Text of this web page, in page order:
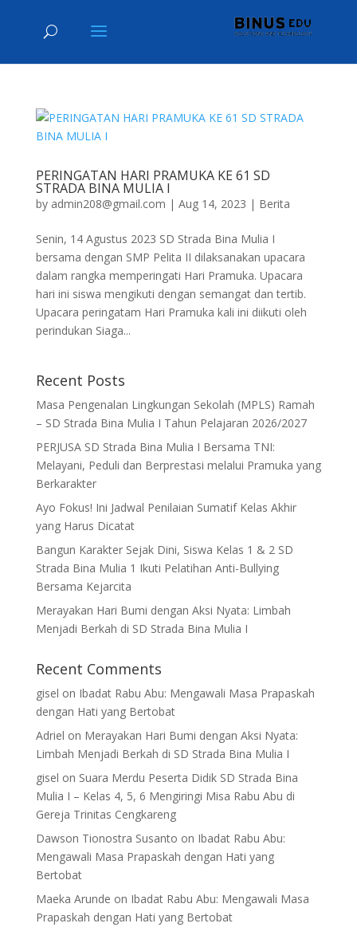
PERINGATAN HARI PRAMUKA KE 61 SD
STRADA BINA MULIA I
by admin208@gmail.com | Aug 14, 2023 | Berita
Senin, 14 Agustus 2023 SD Strada Bina Mulia I
bersama dengan SMP Pelita II dilaksanakan upacara
dalam rangka memperingati Hari Pramuka. Upacara
hari ini siswa mengikuti dengan semangat dan tertib.
Upacara peringatam Hari Pramuka kali ini diikuti oleh
perindukan Siaga...
Recent Posts
Masa Pengenalan Lingkungan Sekolah (MPLS) Ramah
– SD Strada Bina Mulia I Tahun Pelajaran 2026/2027
PERJUSA SD Strada Bina Mulia I Bersama TNI:
Melayani, Peduli dan Berprestasi melalui Pramuka yang
Berkarakter
Ayo Fokus! Ini Jadwal Penilaian Sumatif Kelas Akhir
yang Harus Dicatat
Bangun Karakter Sejak Dini, Siswa Kelas 1 & 2 SD
Strada Bina Mulia 1 Ikuti Pelatihan Anti-Bullying
Bersama Kejarcita
Merayakan Hari Bumi dengan Aksi Nyata: Limbah
Menjadi Berkah di SD Strada Bina Mulia I
Recent Comments
gisel on Ibadat Rabu Abu: Mengawali Masa Prapaskah
dengan Hati yang Bertobat
Adriel on Merayakan Hari Bumi dengan Aksi Nyata:
Limbah Menjadi Berkah di SD Strada Bina Mulia I
gisel on Suara Merdu Peserta Didik SD Strada Bina
Mulia I – Kelas 4, 5, 6 Mengiringi Misa Rabu Abu di
Gereja Trinitas Cengkareng
Dawson Tionostra Susanto on Ibadat Rabu Abu:
Mengawali Masa Prapaskah dengan Hati yang
Bertobat
Maeka Arunde on Ibadat Rabu Abu: Mengawali Masa
Prapaskah dengan Hati yang Bertobat